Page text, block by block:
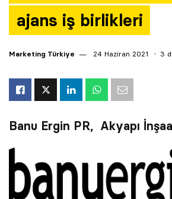
ajans iş birlikleri
Marketing Türkiye 24 Haziran 2021 3
Banu Ergin PR, Akyapı